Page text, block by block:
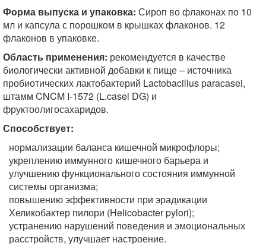
Форма выпуска и упаковка: Сироп во флаконах по 10
мл и капсула с порошком в крышках флаконов. 12
флаконов в упаковке.
Область применения: рекомендуется в качестве
биологически активной добавки к пище – источника
пробиотических лактобактерий Lactobacillus paracasei,
штамм CNCM I-1572 (L.casei DG) и
фруктоолигосахаридов.
Способствует:
нормализации баланса кишечной микрофлоры;
укреплению иммунного кишечного барьера и
улучшению функционального состояния иммунной
системы организма;
повышению эффективности при эрадикации
Хеликобактер пилори (Helicobacter pylori);
устранению нарушений поведения и эмоциональных
расстройств, улучшает настроение.